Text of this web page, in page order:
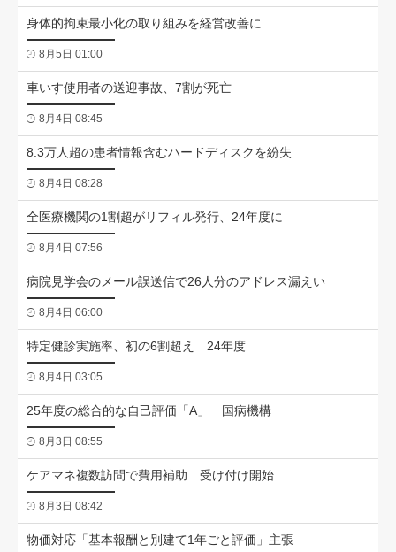
身体的拘束最小化の取り組みを経営改善に
8月5日 01:00
車いす使用者の送迎事故、7割が死亡
8月4日 08:45
8.3万人超の患者情報含むハードディスクを紛失
8月4日 08:28
全医療機関の1割超がリフィル発行、24年度に
8月4日 07:56
病院見学会のメール誤送信で26人分のアドレス漏えい
8月4日 06:00
特定健診実施率、初の6割超え 24年度
8月4日 03:05
25年度の総合的な自己評価「A」 国病機構
8月3日 08:55
ケアマネ複数訪問で費用補助 受け付け開始
8月3日 08:42
物価対応「基本報酬と別建て1年ごと評価」主張